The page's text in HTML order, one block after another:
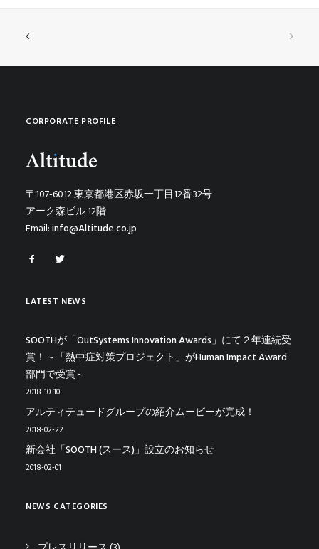
CORPORATE PROFILE
〒107-6012 東京都港区赤坂一丁目12番32号
アーク森ビル 12階
Email:info@Altitude.co.jp
LATEST NEWS
SOOTHが「OutSystems Innovation Awards」にて２年連続受
賞！～「熱中症対策プロジェクト」がHuman Impact Award
部門で受賞～
2018-10-10
アルティテュードグループの紹介ムービーが完成！
2018-02-22
新会社「SOOTH (スース)」設立のお知らせ
2018-02-01
NEWS CATEGORIES